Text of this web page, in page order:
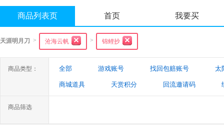
商品列表页 首页 我要买
天涯明月刀 > 沧海云帆 > 锦鲤抄
商品类型： 全部 游戏账号 找回包赔账号 太
商城道具 天赏积分 回流邀请码
商品筛选